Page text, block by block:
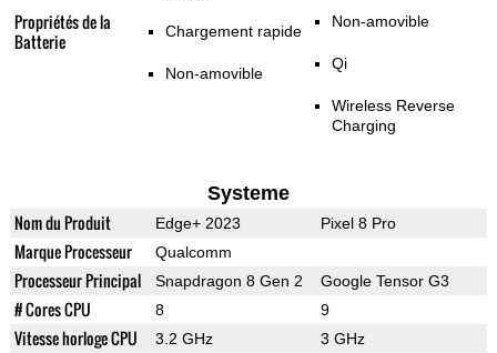
Propriétés de la
Batterie
Chargement rapide
Non-amovible
Non-amovible
Qi
Wireless Reverse
Charging
Systeme
Nom du Produit Edge+ 2023 Pixel 8 Pro
Marque Processeur Qualcomm
Processeur Principal Snapdragon 8 Gen 2 Google Tensor G3
# Cores CPU 8 9
Vitesse horloge CPU 3.2 GHz 3 GHz